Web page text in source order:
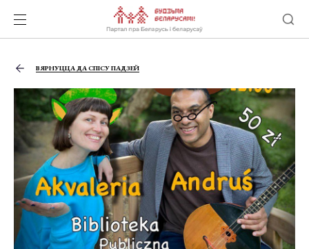
ВЯРНУЦЦА ДА СПІСУ ПАДЗЕЙ